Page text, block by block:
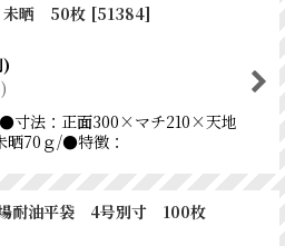
晒 50枚 [51384]
)
)
寸法：正面300×マチ210×天地
70ｇ/●特徴：
耐油平袋 4号別寸 100枚